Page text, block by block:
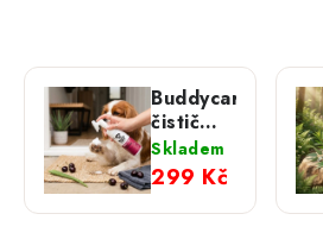
Buddycare
čistič
tlapek
pro psy
Black
Cherry s
Skladem
299 Kč